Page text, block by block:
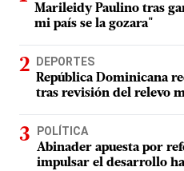
Marileidy Paulino tras
mi país se la gozara"
DEPORTES
República Dominicana
tras revisión del relevo
POLÍTICA
Abinader apuesta por
impulsar el desarrollo